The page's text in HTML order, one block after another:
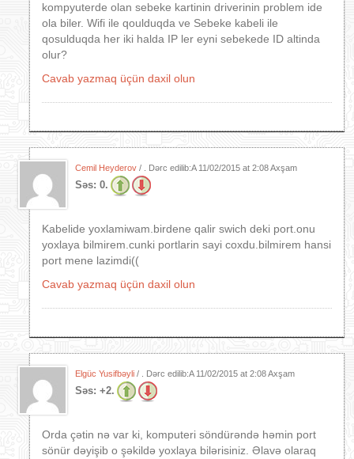
kompyuterde olan sebeke kartinin driverinin problem ide
ola biler. Wifi ile qoulduqda ve Sebeke kabeli ile
qosulduqda her iki halda IP ler eyni sebekede ID altinda
olur?
Cavab yazmaq üçün daxil olun
Cemil Heyderov / . Dərc edilib:A 11/02/2015 at 2:08 Axşam
Səs: 0.
Kabelide yoxlamiwam.birdene qalir swich deki port.onu
yoxlaya bilmirem.cunki portlarin sayi coxdu.bilmirem hansi
port mene lazimdi((
Cavab yazmaq üçün daxil olun
Elgüc Yusifbəyli / . Dərc edilib:A 11/02/2015 at 2:08 Axşam
Səs: +2.
Orda çətin nə var ki, komputeri söndürəndə həmin port
sönür dəyişib o şəkildə yoxlaya bilərisiniz. Əlavə olaraq